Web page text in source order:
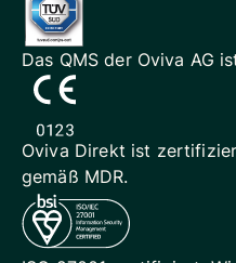
Das QMS der Oviva AG
Oviva Direkt ist
gemäß MDR.